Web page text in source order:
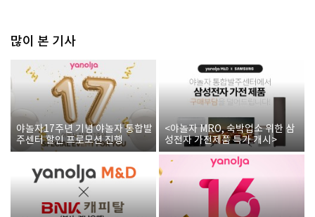
많이 본 기사
야놀자17주년 기념 야놀자 통합발
주센터 할인 프로모션 진행
<야놀자 MRO, 숙박업소 위한 삼
성전자 가전제품 특가 개시>